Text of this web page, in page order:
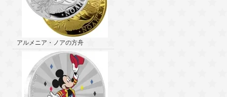
アルメニア・ノアの方舟